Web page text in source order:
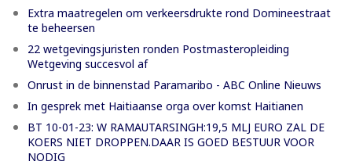
Extra maatregelen om verkeersdrukte rond Domineestraat
te beheersen
22 wetgevingsjuristen ronden Postmasteropleiding
Wetgeving succesvol af
Onrust in de binnenstad Paramaribo - ABC Online Nieuws
In gesprek met Haitiaanse orga over komst Haitianen
BT 10-01-23: W RAMAUTARSINGH:19,5 MLJ EURO ZAL DE
KOERS NIET DROPPEN.DAAR IS GOED BESTUUR VOOR
NODIG